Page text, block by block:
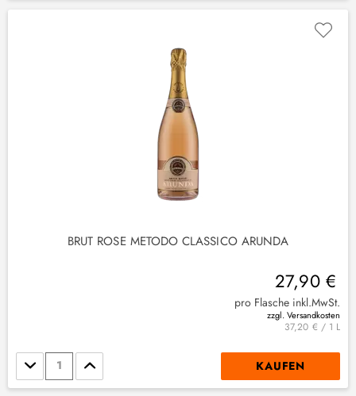
BRUT ROSE METODO CLASSICO ARUNDA
27,90 €
pro Flasche inkl.MwSt.
zzgl. Versandkosten
37,20 € / 1 L
Stückzahl KAUFEN